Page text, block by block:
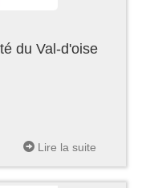
du Val-d'oise
Lire la suite